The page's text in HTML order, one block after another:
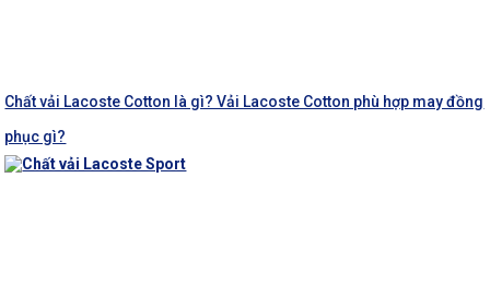
Chất vải Lacoste Cotton là gì? Vải Lacoste Cotton phù hợp may đồng
phục gì?